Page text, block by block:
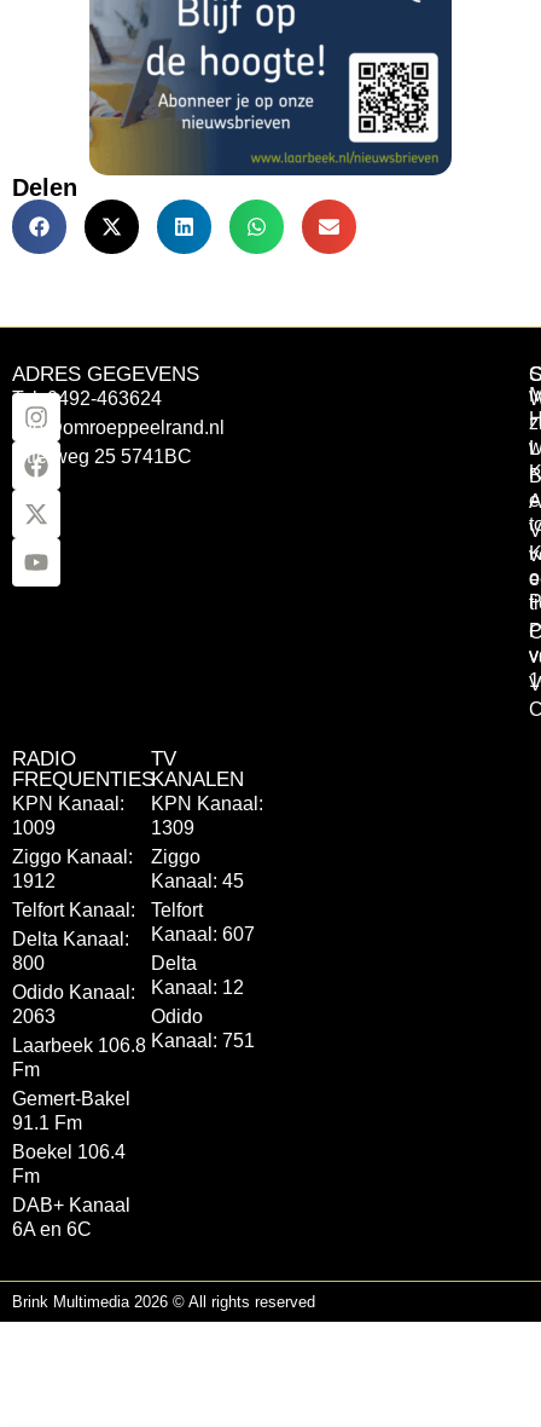
Delen
ADRES GEGEVENS
Tel: 0492-463624
info@omroeppeelrand.nl
Otterweg 25 5741BC
RADIO
FREQUENTIES
KPN Kanaal:
1009
Ziggo Kanaal:
1912
Telfort Kanaal:
Delta Kanaal:
800
Odido Kanaal:
2063
Laarbeek 106.8
Fm
Gemert-Bakel
91.1 Fm
Boekel 106.4
Fm
DAB+ Kanaal
6A en 6C
TV
KANALEN
KPN Kanaal:
1309
Ziggo
Kanaal: 45
Telfort
Kanaal: 607
Delta
Kanaal: 12
Odido
Kanaal: 751
Brink Multimedia 2026 © All rights reserved